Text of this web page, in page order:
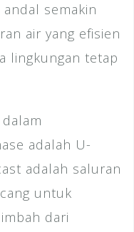
semakin
air yang efisien
lingkungan tetap
adalah U-
adalah saluran
untuk
dari